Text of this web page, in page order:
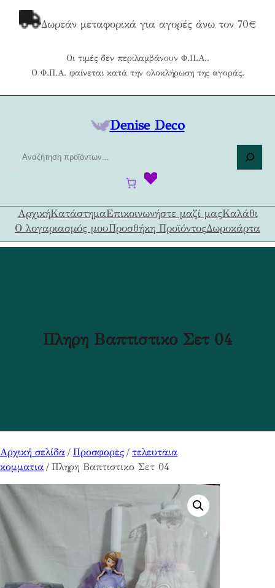
Δωρεάν μεταφορικά για αγορές άνω τον 70€
Οι τιμές δεν περιλαμβάνουν Φ.Π.Α..
Ο Φ.Π.Α. φαίνεται κατά την ολοκλήρωση της αγοράς.
Denise Deco
ή
τ
η
ΑρχικήΚατάστημαΕπικοινωνήστε μαζί μαςΚαλάθι
Ο λογαριασμός μουΠροσθήκη ΠροϊόντοςΔωροκάρτα
Πληρη Βαπτιστικο Σετ 04
Αρχική σελίδα / Προσφορες / τελευταια
κομματια / Πληρη Βαπτιστικο Σετ 04